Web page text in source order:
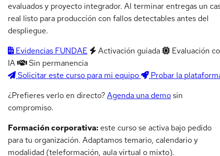
evaluados y proyecto integrador. Al terminar entregas un
real listo para producción con fallos detectables antes del
despliegue.
Evidencias FUNDAE
Activación guiada
Evaluación
IA
Sin permanencia
Solicitar este curso para mi equipo
Probar la
¿Prefieres verlo en directo?Agenda una demosin
compromiso.
Formación corporativa: este curso se activa bajo pedido
para tu organización. Adaptamos temario, calendario y
modalidad (teleformación, aula virtual o mixto).